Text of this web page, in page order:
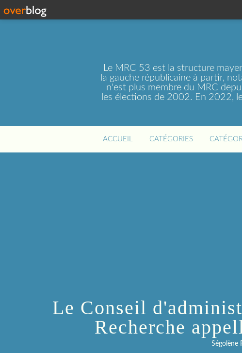
Le MRC 53 est la structure
la gauche républicaine à partir,
n'est plus membre du MRC
les élections de 2002. En 2022,
ACCUEIL CATÉGORIES
Le Conseil
Recherche
Ségolène